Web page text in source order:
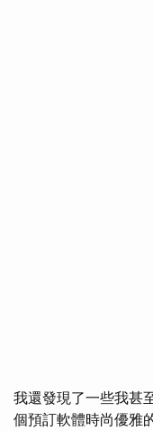
我還發現了一些我甚
個預訂軟體時尚優雅